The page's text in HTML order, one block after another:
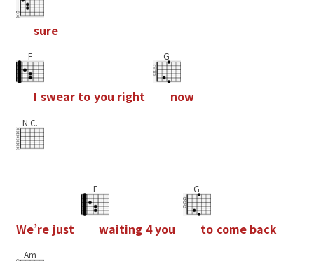
sure
F
I swear to you right
G
now
N.C.
We’re just
F
waiting 4you
G
to come back
Am